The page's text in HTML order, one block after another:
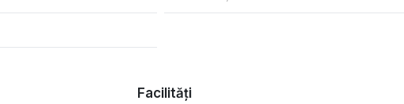
Facilități